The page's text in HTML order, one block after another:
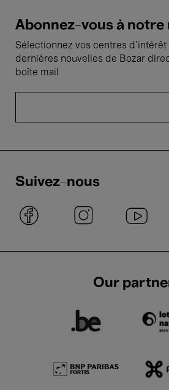
Abonnez-vous à notre
Sélectionnez vos centres d'intérêt
dernières nouvelles de Bozar
boîte mail
Suivez-nous
Our